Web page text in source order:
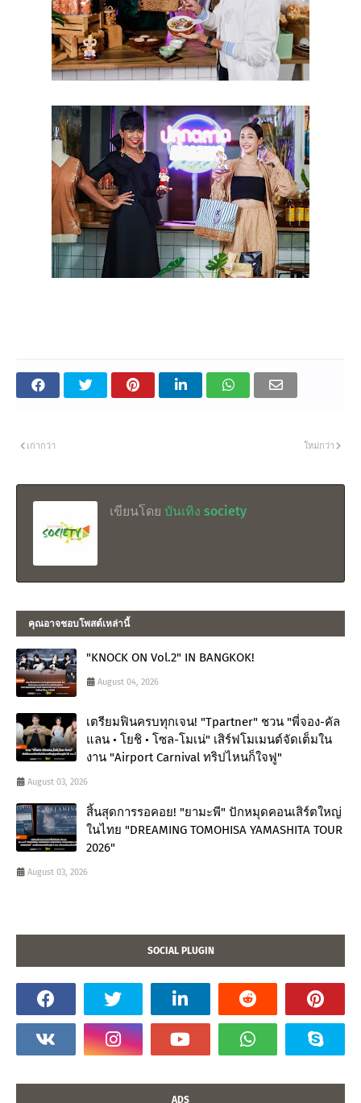
ใหม่กว่า
เก่ากว่า
เขียนโดย บันเทิง society
คุณอาจชอบโพสต์เหล่านี้
"KNOCK ON Vol.2" IN BANGKOK!
August 04, 2026
เตรียมฟินครบทุกเจน! "Tpartner" ชวน "พี่จอง-คัล
แลน • โยชิ • โซล-โมเน่" เสิร์ฟโมเมนต์จัดเต็มใน
งาน "Airport Carnival ทริปไหนก็ใจฟู"
August 03, 2026
สิ้นสุดการรอคอย! "ยามะพี" ปักหมุดคอนเสิร์ตใหญ่
ในไทย "DREAMING TOMOHISA YAMASHITA TOUR
2026"
August 03, 2026
SOCIAL PLUGIN
ADS